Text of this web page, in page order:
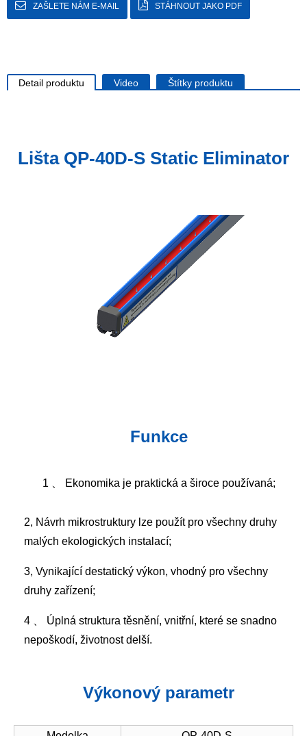
ZAŠLETE NÁM E-MAIL STÁHNOUT JAKO PDF
Detail produktu Video Štítky produktu
Lišta QP-40D-S Static Eliminator
Funkce
1 、 Ekonomika je praktická a široce používaná;
2, Návrh mikrostruktury lze použít pro všechny druhy
malých ekologických instalací;
3, Vynikající destatický výkon, vhodný pro všechny
druhy zařízení;
4 、 Úplná struktura těsnění, vnitřní, které se snadno
nepoškodí, životnost delší.
Výkonový parametr